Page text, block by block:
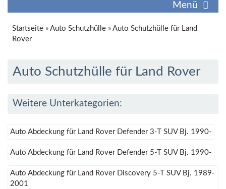
Menü
Startseite » Auto Schutzhülle » Auto Schutzhülle für Land
Rover
Auto Schutzhülle für Land Rover
Weitere Unterkategorien:
Auto Abdeckung für Land Rover Defender 3-T SUV Bj. 1990-
Auto Abdeckung für Land Rover Defender 5-T SUV Bj. 1990-
Auto Abdeckung für Land Rover Discovery 5-T SUV Bj. 1989-
2001